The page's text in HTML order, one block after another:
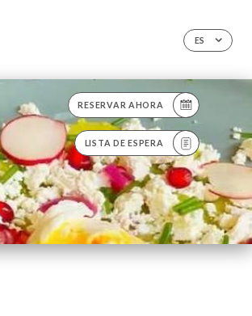
ES
RESERVAR AHORA
LISTA DE ESPERA